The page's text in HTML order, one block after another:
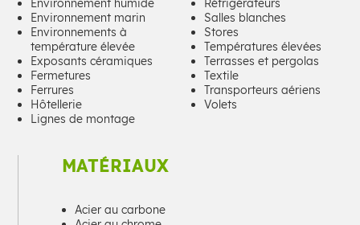
Environnement humide
Environnement marin
Environnements à
température élevée
Exposants céramiques
Fermetures
Ferrures
Hôtellerie
Lignes de montage
Réfrigérateurs
Salles blanches
Stores
Températures élevées
Terrasses et pergolas
Textile
Transporteurs aériens
Volets
MATÉRIAUX
Acier au carbone